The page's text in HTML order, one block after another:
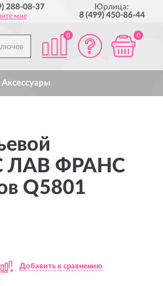
ДОСТАВИМ ПО ВСЕЙ РОССИИ
288-08-37
мне
Юрлица:
8 (499) 450-86-44
0 0
Аксессуары
ЛАВ ФРАНС
Q5801
Добавить к сравнению